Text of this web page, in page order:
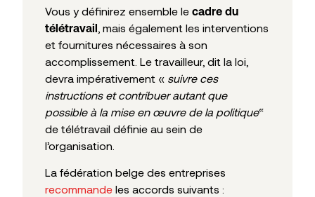
Vous y définirez ensemble le cadre du
télétravail , mais également les interventions
et fournitures nécessaires à son
accomplissement. Le travailleur, dit la loi,
devra impérativement « suivre ces
instructions et contribuer autant que
possible à la mise en œuvre de la politique“
de télétravail définie au sein de
l’organisation.
La fédération belge des entreprises
recommande les accords suivants :